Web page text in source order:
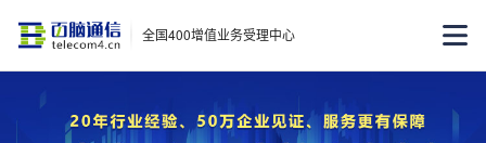
全国400增值业务受理中心